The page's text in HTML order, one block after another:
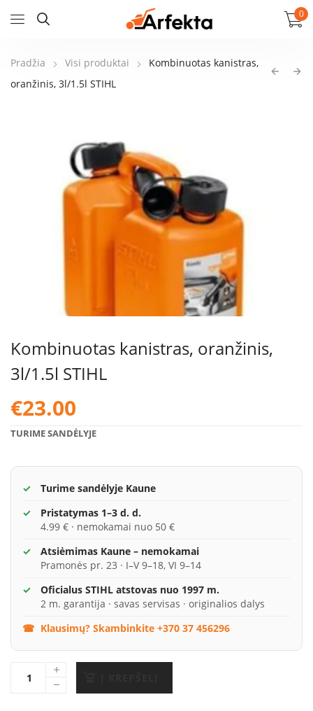
0
Pradžia Visi produktai
Kombinuotas kanistras,
oranžinis, 3l/1.5l STIHL
Kombinuotas kanistras, oranžinis,
3l/1.5l STIHL
€23.00
TURIME SANDĖLYJE
Turime sandėlyje Kaune
Pristatymas 1–3 d. d.
4.99 € · nemokamai nuo 50 €
Atsiėmimas Kaune – nemokamai
Pramonės pr. 23 · I–V 9–18, VI 9–14
Oficialus STIHL atstovas nuo 1997 m.
2 m. garantija · savas servisas · originalios dalys
Klausimų? Skambinkite +370 37 456296